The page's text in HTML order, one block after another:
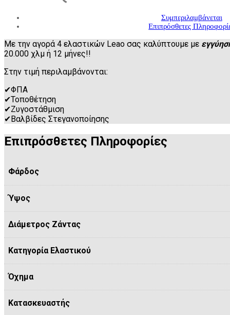
Συμπεριλαμβάνεται
Επιπρόσθετες
Με την αγορά 4 ελαστικών Leao σας καλύπτουμε με
20.000 χλμ ή 12 μήνες!!
Στην τιμή περιλαμβάνονται:
✔ΦΠΑ
✔Τοποθέτηση
✔Ζυγοστάθμιση
✔Βαλβίδες Στεγανοποίησης
Επιπρόσθετες Πληροφορίες
Φάρδος
Ύψος
Διάμετρος Ζάντας
Κατηγορία Ελαστικού
Όχημα
Κατασκευαστής